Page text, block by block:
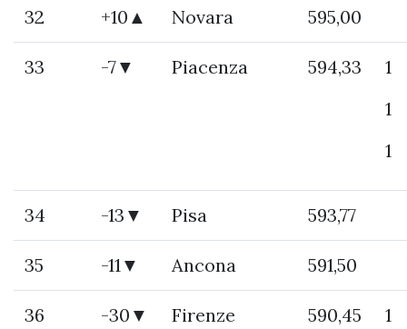
32 +10▲ Novara 595,00
33 -7▼ Piacenza 594,33
1
1
1
34 -13▼ Pisa 593,77
35 -11▼ Ancona 591,50
36 -30▼ Firenze 590,45
1